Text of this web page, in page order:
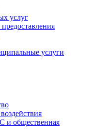
услуг
услуги
и общественная